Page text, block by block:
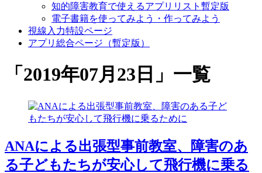
知的障害教育で使えるアプリリスト暫定版
電子書籍を使ってみよう・作ってみよう
視線入力特設ページ
アプリ総合ページ（暫定版）
「 2019年07月23日 」 一覧
ANAによる出張型事前教室、障害のあ
る子どもたちが安心して飛行機に乗る